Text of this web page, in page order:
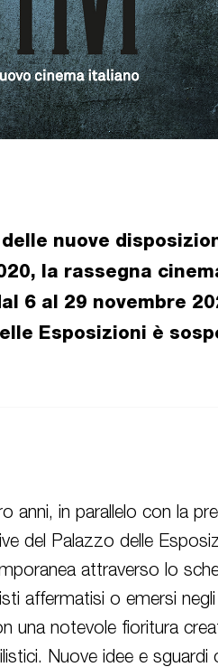
nuove
la rassegna
6 al 29 novembre
Esposizioni è
anni, in parallelo con la
del Palazzo delle
attraverso lo
affermatisi o emersi
una notevole fioritura
Nuove idee e